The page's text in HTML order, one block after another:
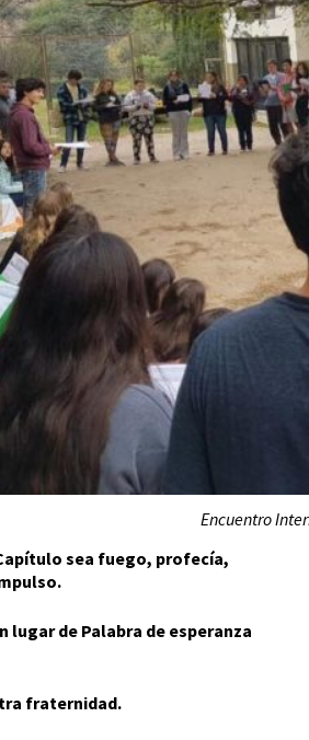
Encuentro
sea fuego, profecía,
lugar de Palabra de esperanza
fraternidad.